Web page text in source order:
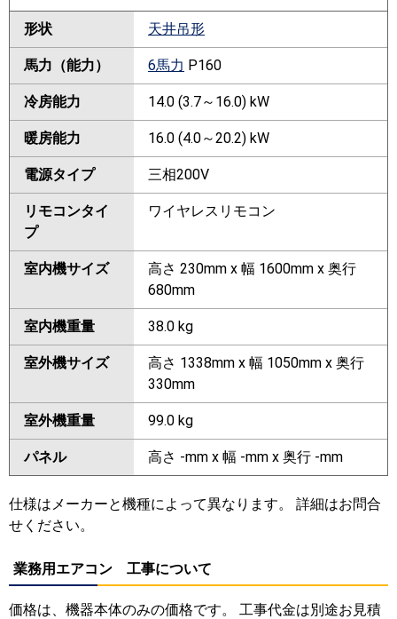
形状 天井吊形
馬力（能力） 6馬力 P160
冷房能力 14.0 (3.7～16.0) kW
暖房能力 16.0 (4.0～20.2) kW
電源タイプ 三相200V
リモコンタイ
プ
ワイヤレスリモコン
室内機サイズ
高さ 230mm x 幅 1600mm x 奥行
680mm
室内機重量 38.0 kg
室外機サイズ
高さ 1338mm x 幅 1050mm x 奥行
330mm
室外機重量 99.0 kg
パネル 高さ -mm x 幅 -mm x 奥行 -mm
仕様はメーカーと機種によって異なります。 詳細はお問合
せください。
業務用エアコン 工事について
価格は、機器本体のみの価格です。 工事代金は別途お見積